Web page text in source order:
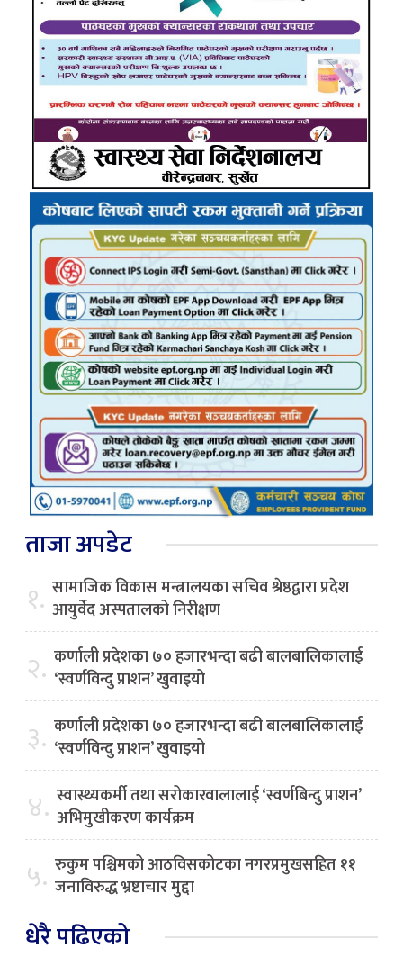
ताजा अपडेट
१. सामाजिक विकास मन्त्रालयका सचिव श्रेष्ठद्वारा प्रदेश
आयुर्वेद अस्पतालको निरीक्षण
२. कर्णाली प्रदेशका ७० हजारभन्दा बढी बालबालिकालाई
‘स्वर्णविन्दु प्राशन’ खुवाइयो
३. कर्णाली प्रदेशका ७० हजारभन्दा बढी बालबालिकालाई
‘स्वर्णविन्दु प्राशन’ खुवाइयो
४. स्वास्थ्यकर्मी तथा सरोकारवालालाई ‘स्वर्णबिन्दु प्राशन’
अभिमुखीकरण कार्यक्रम
५. रुकुम पश्चिमको आठविसकोटका नगरप्रमुखसहित ११
जनाविरुद्ध भ्रष्टाचार मुद्दा
धेरै पढिएको